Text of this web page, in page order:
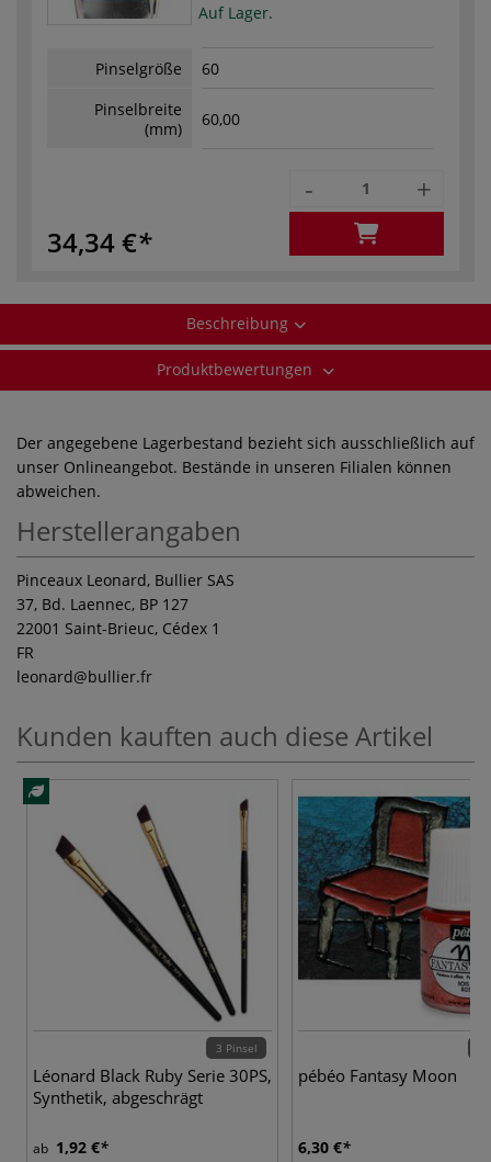
Auf Lager.
Pinselgröße
60
Pinselbreite
(mm)
60,00
34,34 €
- +
Beschreibung
Produktbewertungen
Der angegebene Lagerbestand bezieht sich ausschließlich auf
unser Onlineangebot. Bestände in unseren Filialen können
abweichen.
Herstellerangaben
Pinceaux Leonard, Bullier SAS
37, Bd. Laennec, BP 127
22001 Saint-Brieuc, Cédex 1
FR
leonard@bullier.fr
Kunden kauften auch diese Artikel
3 Pinsel
Léonard Black Ruby Serie 30PS,
Synthetik, abgeschrägt
ab 1,92 €
pébéo Fantasy Moon
6,30 €